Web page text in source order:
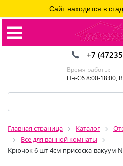
+7
Время работы:
Пн-Сб 8:00-18:00,
Главная страница Каталог
Все для ванной комнаты
Крючок 6 шт 4см присоска-вакуум
Сайт находится в